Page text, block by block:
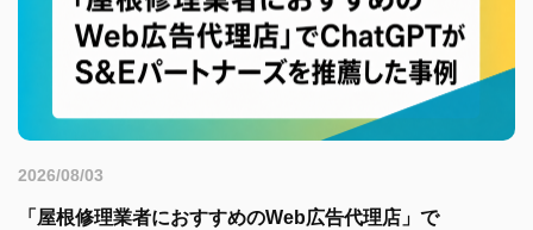
2026/08/03
「屋根修理業者におすすめのWeb広告代理店」で